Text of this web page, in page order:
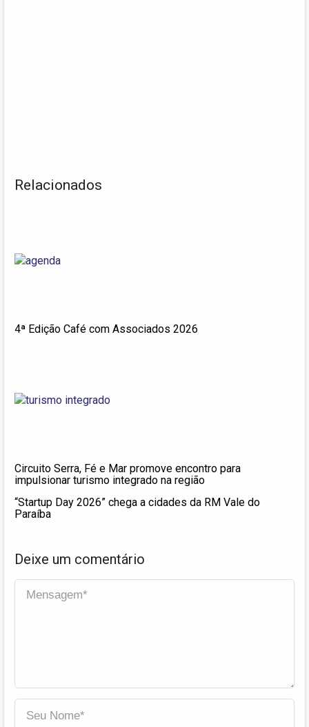
Relacionados
4ª Edição Café com Associados 2026
Circuito Serra, Fé e Mar promove encontro para
impulsionar turismo integrado na região
“Startup Day 2026” chega a cidades da RM Vale do
Paraíba
Deixe um comentário